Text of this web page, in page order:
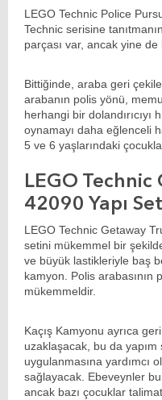
LEGO Technic Police
Technic serisine
parçası var, ancak yine
Bittiğinde, araba geri
arabanın polis yönü,
herhangi bir dolandırıcıyı
oynamayı daha eğlenceli
5 ve 6 yaşlarındaki
LEGO
42090 Yapı
LEGO Technic Getaway
setini mükemmel bir
ve büyük lastikleriyle baş
kamyon. Polis arabasının
mükemmeldir.
Kaçış Kamyonu ayrıca
uzaklaşacak, bu da yapım
uygulanmasına yardımcı
sağlayacak. Ebeveynler
ancak bazı çocuklar